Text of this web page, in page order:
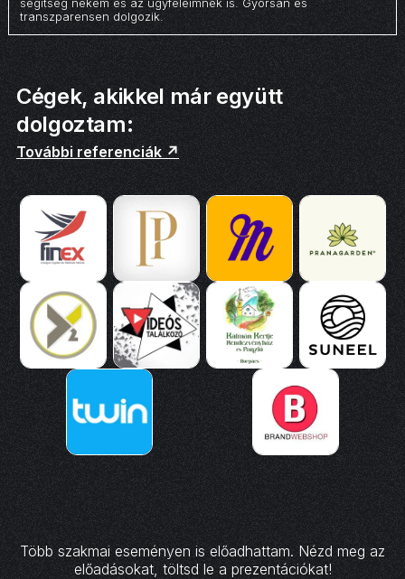
segítség nekem és az ügyfeleimnek is. Gyorsan és
transzparensen dolgozik.
Cégek, akikkel már együtt
dolgoztam:
További referenciák ↗️
Több szakmai eseményen is előadhattam. Nézd meg az
előadásokat, töltsd le a prezentációkat!